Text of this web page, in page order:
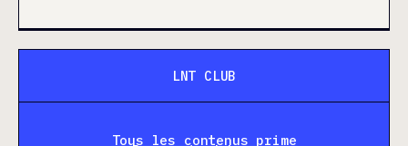
LNT CLUB
Tous les contenus prime